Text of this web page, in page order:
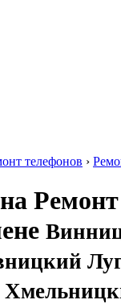
телефонов ›
Ремонт